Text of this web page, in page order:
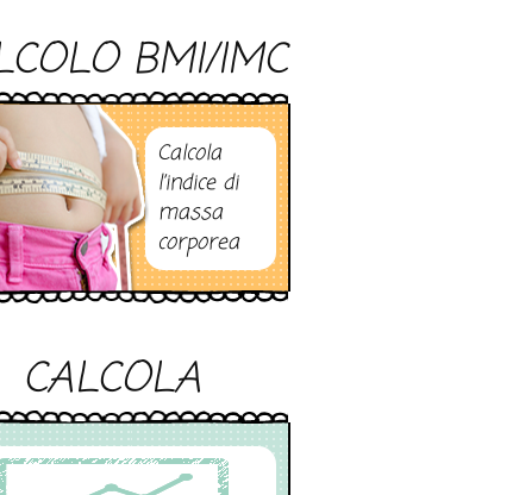
BMI/IMC
Calcola
l’indice di
massa
corporea
CALCOLA